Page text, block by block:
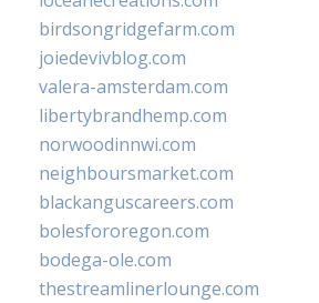
birdsongridgefarm.com
joiedevivblog.com
valera-amsterdam.com
libertybrandhemp.com
norwoodinnwi.com
neighboursmarket.com
blackanguscareers.com
bolesfororegon.com
bodega-ole.com
thestreamlinerlounge.com